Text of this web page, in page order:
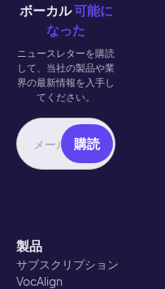
ボーカル可能に
なった
ニュースレターを購読
して、当社の製品や業
界の最新情報を入手し
てください。
製品
サブスクリプション
VocAlign